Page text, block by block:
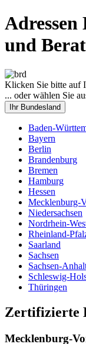
Adressen
und
Klicken Sie bitte auf
... oder wählen Sie
Ihr Bundesland
Baden-
Bayern
Berlin
Brandenburg
Bremen
Hamburg
Hessen
Mecklenburg-
Niedersachsen
Nordrhein-
Rheinland-
Saarland
Sachsen
Sachsen-
Schleswig-
Thüringen
Zertifizierte
Mecklenburg-